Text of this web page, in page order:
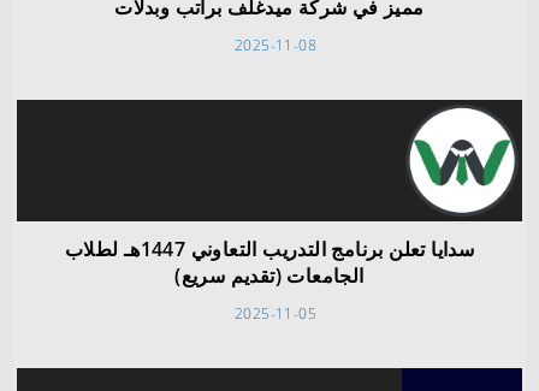
مميز في شركة ميدغلف براتب وبدلات
2025-11-08
سدايا تعلن برنامج التدريب التعاوني 1447هـ لطلاب
الجامعات (تقديم سريع)
2025-11-05